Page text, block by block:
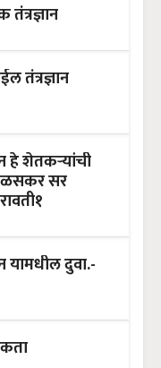
तंत्रज्ञान
हे शेतकऱ्यांची
सर
यामधील दुवा.-